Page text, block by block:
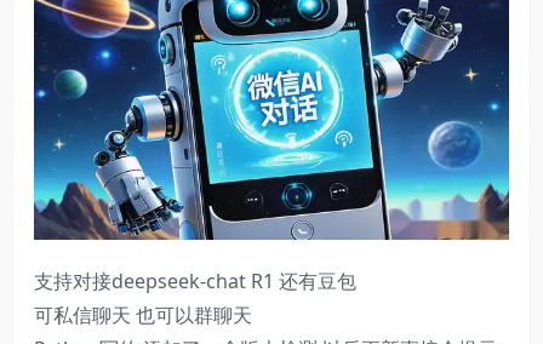
支持对接deepseek-chat R1 还有豆包
可私信聊天 也可以群聊天